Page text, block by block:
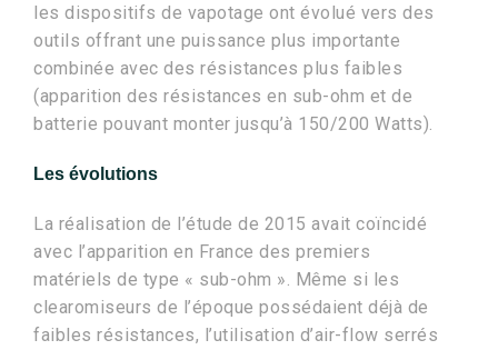
les dispositifs de vapotage ont évolué vers des
outils offrant une puissance plus importante
combinée avec des résistances plus faibles
(apparition des résistances en sub-ohm et de
batterie pouvant monter jusqu’à 150/200 Watts).
Les évolutions
La réalisation de l’étude de 2015 avait coïncidé
avec l’apparition en France des premiers
matériels de type « sub-ohm ». Même si les
clearomiseurs de l’époque possédaient déjà de
faibles résistances, l’utilisation d’air-flow serrés